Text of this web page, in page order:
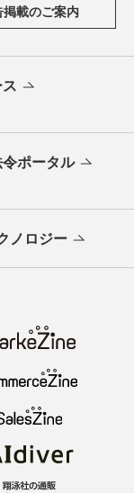
掲載のご案内
ポータル
ノロジー